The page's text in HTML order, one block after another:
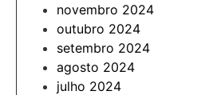
novembro 2024
outubro 2024
setembro 2024
agosto 2024
julho 2024